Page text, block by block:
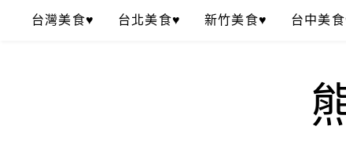
台灣美食♥ 台北美食♥ 新竹美食♥ 台中美